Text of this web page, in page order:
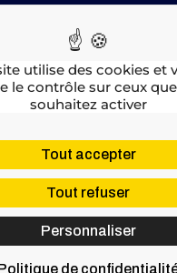
utilise des cookies et
le contrôle sur ceux
souhaitez activer
Tout accepter
Tout refuser
Personnaliser
de
– © 2025 All rights